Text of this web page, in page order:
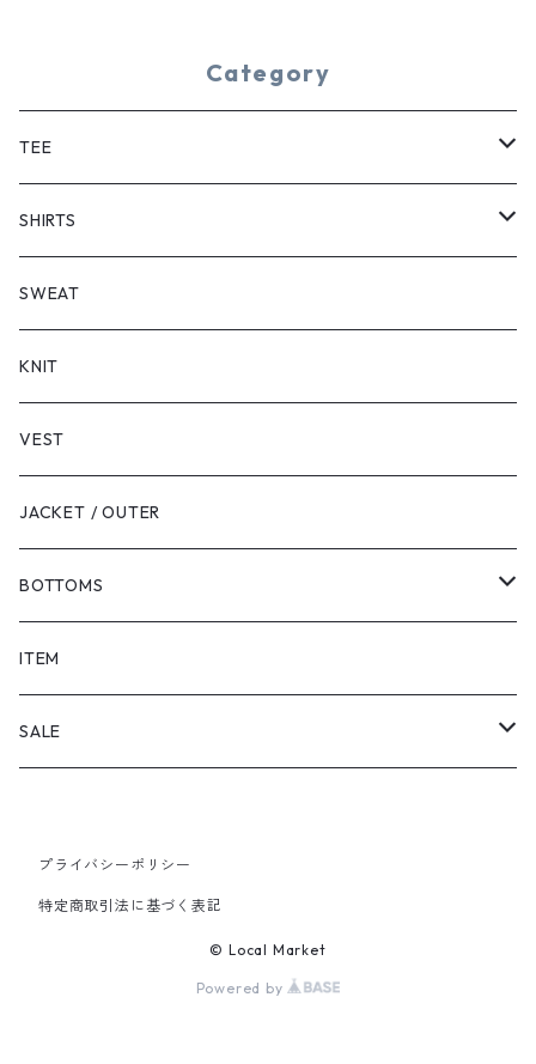
Category
TEE
SHORT SLEEVE
LONG SLEEVE
SHIRTS
SHORT SLEEVE
LONG SLEEVE
SWEAT
KNIT
VEST
JACKET / OUTER
BOTTOMS
SHORTS
PANTS
ITEM
SALE
PANTS
プライバシーポリシー
特定商取引法に基づく表記
© Local Market
Powered by